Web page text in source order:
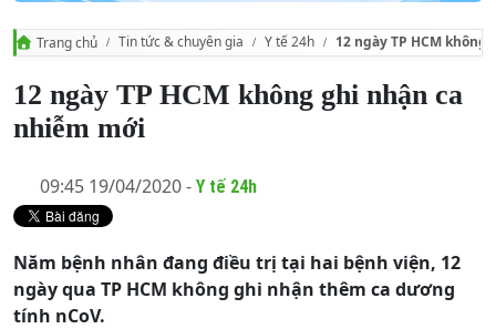
Trang chủ Tin tức & chuyên gia Y tế 24h 12 ngày TP HCM
12 ngày TP HCM không ghi nhận ca
nhiễm mới
09:45 19/04/2020 - Y tế 24h
Năm bệnh nhân đang điều trị tại hai bệnh viện, 12
ngày qua TP HCM không ghi nhận thêm ca dương
tính nCoV.